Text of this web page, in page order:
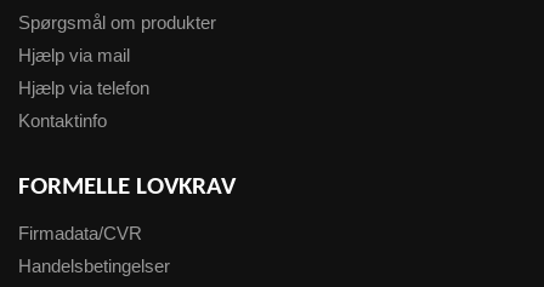
Spørgsmål om produkter
Hjælp via mail
Hjælp via telefon
Kontaktinfo
FORMELLE LOVKRAV
Firmadata/CVR
Handelsbetingelser